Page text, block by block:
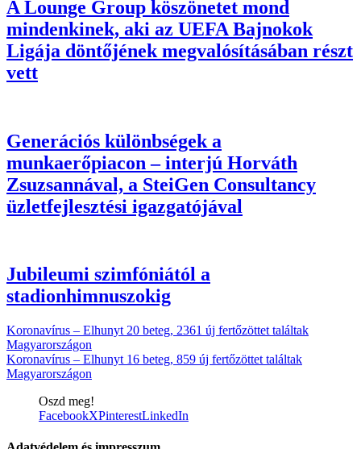
A Lounge Group köszönetet mond
mindenkinek, aki az UEFA Bajnokok
Ligája döntőjének megvalósításában részt
vett
Generációs különbségek a
munkaerőpiacon – interjú Horváth
Zsuzsannával, a SteiGen Consultancy
üzletfejlesztési igazgatójával
Jubileumi szimfóniától a
stadionhimnuszokig
Koronavírus – Elhunyt 20 beteg, 2361 új fertőzöttet találtak
Magyarországon
Koronavírus – Elhunyt 16 beteg, 859 új fertőzöttet találtak
Magyarországon
Oszd meg!
FacebookXPinterestLinkedIn